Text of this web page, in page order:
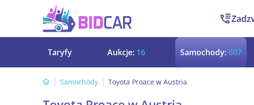
Taryfy Aukcje: 16 Samochody:607
Samochody Toyota Proace w Austria